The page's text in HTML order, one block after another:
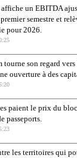
un EBITDA
premier semestre et
pour 2026.
tourne son regard
ouverture à des
paient le prix du
passeports.
les territoires qui